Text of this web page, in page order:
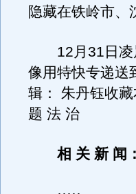
隐藏在铁岭市、
12月31日凌
像用特快专递送
辑： 朱丹钰收
题 法 治
相 关 新 闻：